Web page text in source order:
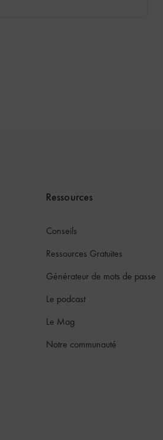
Ressources
Conseils
Ressources Gratuites
Générateur de mots de passe
Le podcast
Le Mag
Notre communauté